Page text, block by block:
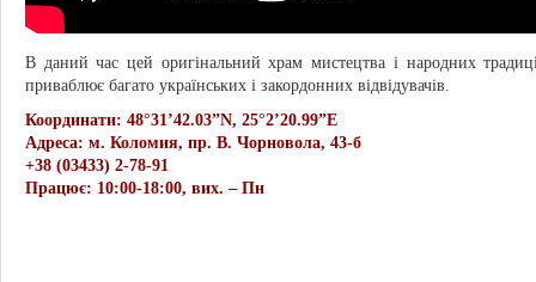
В даний час цей оригінальний храм мистецтва і народних
приваблює багато українських і закордонних відвідувачів.
Координати: 48°31’42.03”N, 25°2’20.99”E
Адреса: м. Коломия, пр. В. Чорновола, 43-б
+38 (03433) 2-78-91
Працює: 10:00-18:00, вих. – Пн